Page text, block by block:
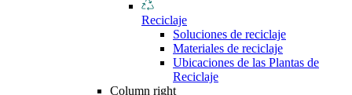
Reciclaje
Soluciones de reciclaje
Materiales de reciclaje
Ubicaciones de las Plantas de
Reciclaje
Column right